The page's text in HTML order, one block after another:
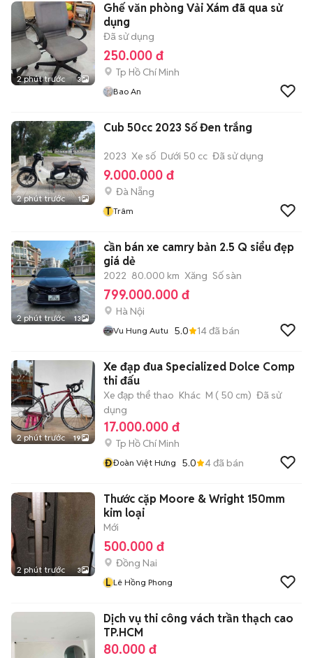
2 phút trước 3
Ghế văn phòng Vải Xám đã qua sử
dụng
Đã sử dụng
250.000 đ
Tp Hồ Chí Minh
Bao An
2 phút trước 1
Cub 50cc 2023 Số Đen trắng
2023 Xe số Dưới 50 cc Đã sử dụng
9.000.000 đ
Đà Nẵng
T Trâm
2 phút trước 13
cần bán xe camry bản 2.5 Q siểu đẹp
giá dẻ
2022 80.000 km Xăng Số sàn
799.000.000 đ
Hà Nội
Vu Hung Autu 5.0 14đã bán
2 phút trước 19
Xe đạp đua Specialized Dolce Comp
thi đấu
Xe đạp thể thao Khác M ( 50 cm) Đã sử
dụng
17.000.000 đ
Tp Hồ Chí Minh
ĐĐoàn Việt Hưng 5.0 4đã bán
2 phút trước 3
Thước cặp Moore & Wright 150mm
kim loại
Mới
500.000 đ
Đồng Nai
L Lê Hồng Phong
Dịch vụ thi công vách trần thạch cao
TP.HCM
80.000 đ